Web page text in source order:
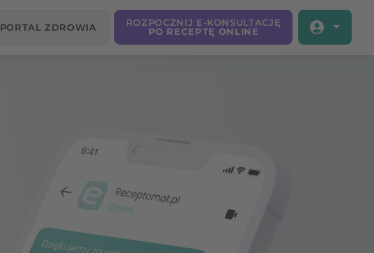
PORTAL ZDROWIA
ROZPOCZNIJ E-KONSULTACJĘ
PO RECEPTĘ ONLINE